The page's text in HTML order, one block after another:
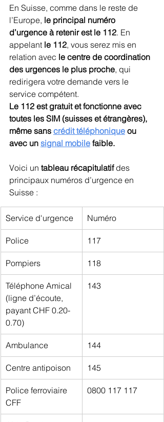
En Suisse, comme dans le reste de
l’Europe, le principal numéro
d’urgence à retenir est le 112. En
appelant le 112, vous serez mis en
relation avec le centre de coordination
des urgences le plus proche, qui
redirigera votre demande vers le
service compétent.
Le 112 est gratuit et fonctionne avec
toutes les SIM (suisses et étrangères),
même sans crédit téléphonique ou
avec un signal mobile faible.
Voici un tableau récapitulatif des
principaux numéros d’urgence en
Suisse :
Service d'urgence Numéro
Police 117
Pompiers 118
Téléphone Amical
(ligne d’écoute,
payant CHF 0.20-
0.70)
143
Ambulance 144
Centre antipoison 145
Police ferroviaire
CFF
0800 117 117